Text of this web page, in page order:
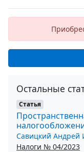
Остальные
Статья
Савицкий Андрей
Налоги № 04/2023